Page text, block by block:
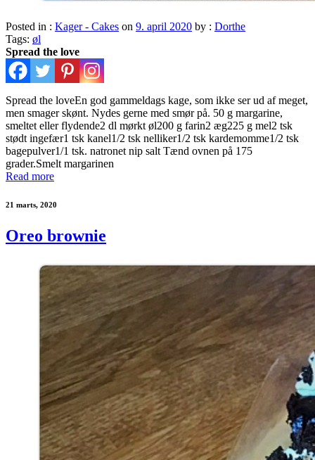
Posted in : Kager - Cakes on 9. april 2020 by : Dorthe
Tags: øl
Spread the love
Spread the loveEn god gammeldags kage, som ikke ser ud af meget,
men smager skønt. Nydes gerne med smør på. 50 g margarine,
smeltet eller flydende2 dl mørkt øl200 g farin2 æg225 g mel2 tsk
stødt ingefær1 tsk kanel1/2 tsk nelliker1/2 tsk kardemomme1/2 tsk
bagepulver1/1 tsk. natronet nip salt Tænd ovnen på 175
grader.Smelt margarinen
Read more
21 marts, 2020
Oreo brownie